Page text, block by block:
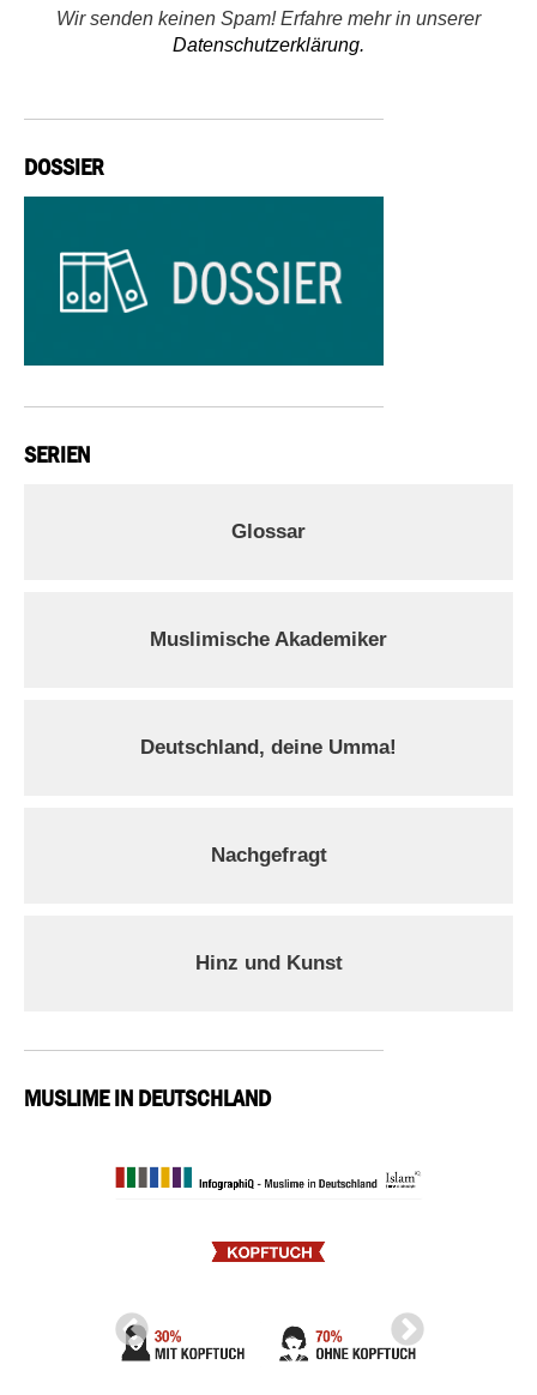
Wir senden keinen Spam! Erfahre mehr in unserer
Datenschutzerklärung.
DOSSIER
SERIEN
Glossar
Muslimische Akademiker
Deutschland, deine Umma!
Nachgefragt
Hinz und Kunst
MUSLIME IN DEUTSCHLAND